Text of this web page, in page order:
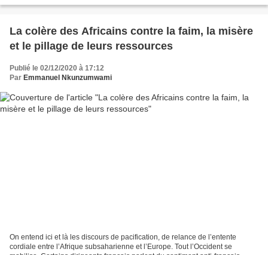
La colère des Africains contre la faim, la misère
et le pillage de leurs ressources
Publié le 02/12/2020 à 17:12
Par Emmanuel Nkunzumwami
On entend ici et là les discours de pacification, de relance de l’entente
cordiale entre l’Afrique subsaharienne et l’Europe. Tout l’Occident se